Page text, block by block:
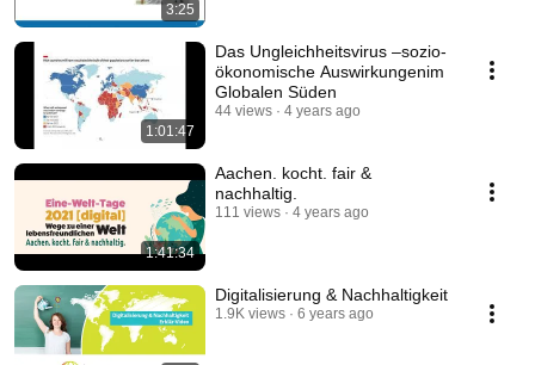
3:25
1:01:47
Das Ungleichheitsvirus –sozio-
ökonomische Auswirkungenim
Globalen Süden
44 views 4 years ago
1:41:34
Aachen. kocht. fair &
nachhaltig.
111 views 4 years ago
Digitalisierung & Nachhaltigkeit
1.9K views 6 years ago